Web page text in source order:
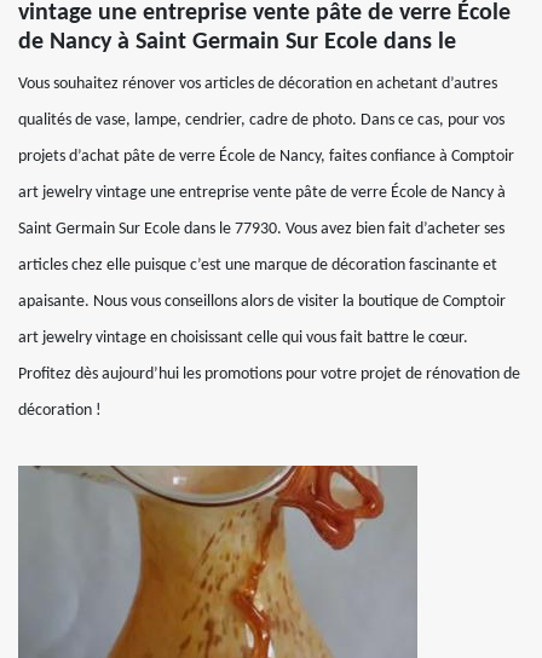
vintage une entreprise vente pâte de verre École
de Nancy à Saint Germain Sur Ecole dans le
Vous souhaitez rénover vos articles de décoration en achetant d’autres
qualités de vase, lampe, cendrier, cadre de photo. Dans ce cas, pour vos
projets d’achat pâte de verre École de Nancy, faites confiance à Comptoir
art jewelry vintage une entreprise vente pâte de verre École de Nancy à
Saint Germain Sur Ecole dans le 77930. Vous avez bien fait d’acheter ses
articles chez elle puisque c’est une marque de décoration fascinante et
apaisante. Nous vous conseillons alors de visiter la boutique de Comptoir
art jewelry vintage en choisissant celle qui vous fait battre le cœur.
Profitez dès aujourd’hui les promotions pour votre projet de rénovation de
décoration !